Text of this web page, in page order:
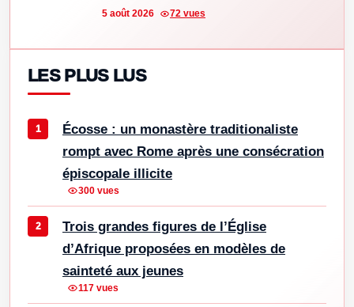
5 août 2026 72 vues
LES PLUS LUS
Écosse : un monastère traditionaliste
rompt avec Rome après une consécration
épiscopale illicite
300 vues
Trois grandes figures de l’Église
d’Afrique proposées en modèles de
sainteté aux jeunes
117 vues